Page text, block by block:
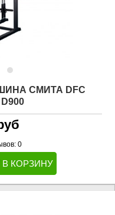
СМИТА DFC
D900
0